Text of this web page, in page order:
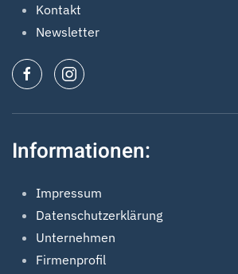
Kontakt
Newsletter
Informationen:
Impressum
Datenschutzerklärung
Unternehmen
Firmenprofil